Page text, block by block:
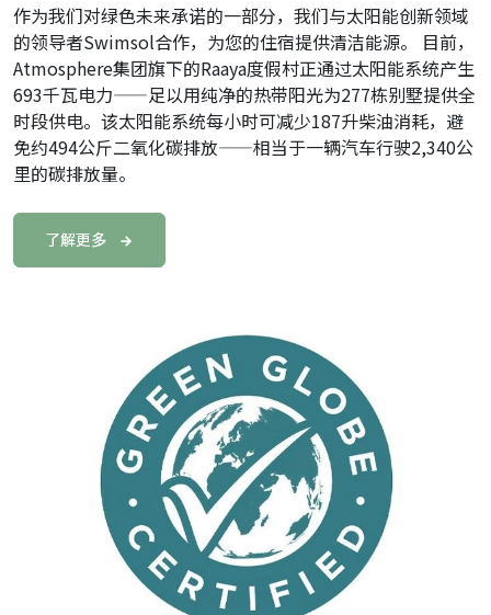
作为我们对绿色未来承诺的一部分，我们与太阳能创新领域
的领导者Swimsol合作，为您的住宿提供清洁能源。 目前，
Atmosphere集团旗下的Raaya度假村正通过太阳能系统产生
693千瓦电力——足以用纯净的热带阳光为277栋别墅提供全
时段供电。该太阳能系统每小时可减少187升柴油消耗，避
免约494公斤二氧化碳排放——相当于一辆汽车行驶2,340公
里的碳排放量。
了解更多